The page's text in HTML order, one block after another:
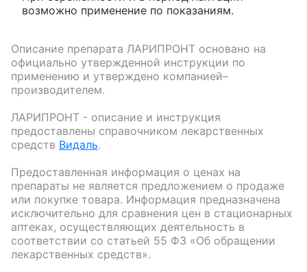
возможно применение по показаниям.
Описание препарата ЛАРИПРОНТ основано на
официально утвержденной инструкции по
применению и утверждено компанией–
производителем.
ЛАРИПРОНТ - описание и инструкция
предоставлены справочником лекарственных
средств Видаль.
Предоставленная информация о ценах на
препараты не является предложением о продаже
или покупке товара. Информация предназначена
исключительно для сравнения цен в стационарных
аптеках, осуществляющих деятельность в
соответствии со статьей 55 ФЗ «Об обращении
лекарственных средств».